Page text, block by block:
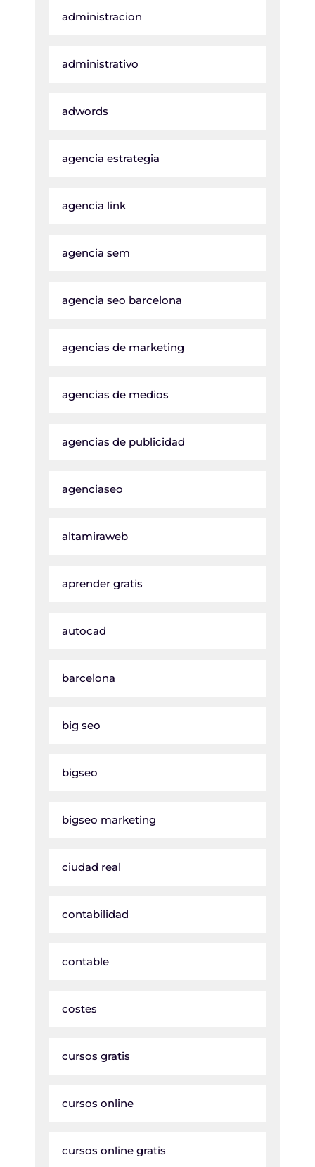
administracion
administrativo
adwords
agencia estrategia
agencia link
agencia sem
agencia seo barcelona
agencias de marketing
agencias de medios
agencias de publicidad
agenciaseo
altamiraweb
aprender gratis
autocad
barcelona
big seo
bigseo
bigseo marketing
ciudad real
contabilidad
contable
costes
cursos gratis
cursos online
cursos online gratis